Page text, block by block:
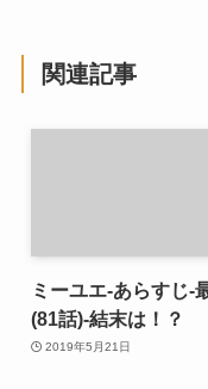
関連記事
ミーユエ-あらすじ-
(81話)-結末は！？
2019年5月21日